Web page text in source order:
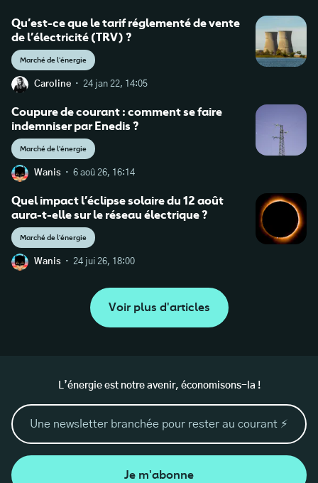
Qu’est-ce que le tarif réglementé de vente
de l’électricité (TRV) ?
Marché de l'énergie
Caroline · 24 jan 22, 14:05
Coupure de courant : comment se faire
indemniser par Enedis ?
Marché de l'énergie
Wanis · 6 aoû 26, 16:14
Quel impact l’éclipse solaire du 12 août
aura-t-elle sur le réseau électrique ?
Marché de l'énergie
Wanis · 24 jui 26, 18:00
Voir plus d'articles
L’énergie est notre avenir, économisons-la !
Je m'abonne